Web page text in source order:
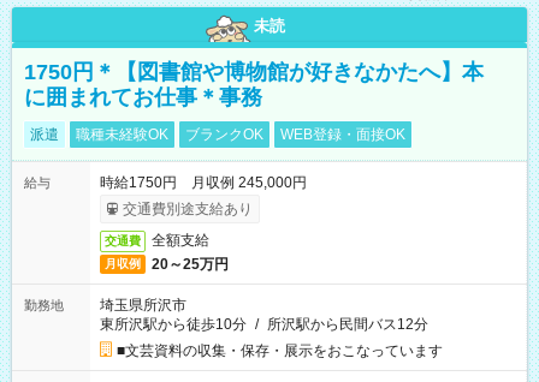
未読
1750円＊【図書館や博物館が好きなかたへ】本
に囲まれてお仕事＊事務
派遣 職種未経験OK ブランクOK WEB登録・面接OK
給与
時給1750円 月収例 245,000円
交通費別途支給あり
交通費 全額支給
月収例 20～25万円
勤務地
埼玉県所沢市
東所沢駅から徒歩10分 / 所沢駅から民間バス12分
■文芸資料の収集・保存・展示をおこなっています